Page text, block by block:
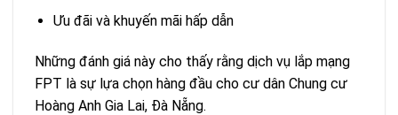
Ưu đãi và khuyến mãi hấp dẫn
Những đánh giá này cho thấy rằng dịch vụ lắp mạng
FPT là sự lựa chọn hàng đầu cho cư dân Chung cư
Hoàng Anh Gia Lai, Đà Nẵng.